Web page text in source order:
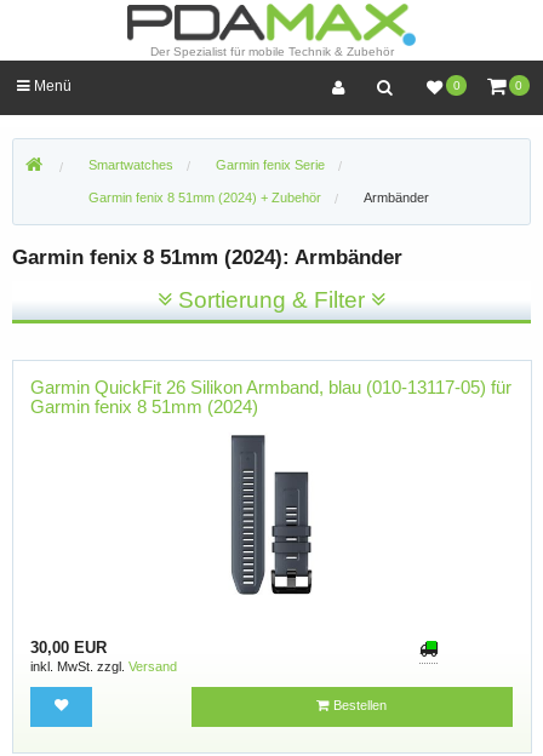
Der Spezialist für mobile Technik & Zubehör
0 0
Menü
Smartwatches Garmin fenix Serie
Garmin fenix 8 51mm (2024) + Zubehör Armbänder
Garmin fenix 8 51mm (2024): Armbänder
Sortierung & Filter
Garmin QuickFit 26 Silikon Armband, blau (010-13117-05) für
Garmin fenix 8 51mm (2024)
30,00 EUR
inkl. MwSt. zzgl. Versand
Bestellen